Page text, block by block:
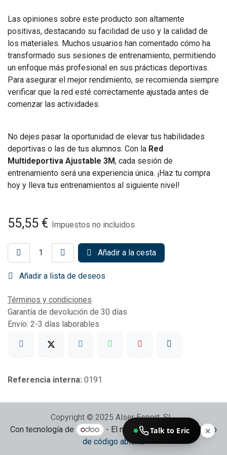
Las opiniones sobre este producto son altamente
positivas, destacando su facilidad de uso y la calidad de
los materiales. Muchos usuarios han comentado cómo ha
transformado sus sesiones de entrenamiento, permitiendo
un enfoque más profesional en sus prácticas deportivas.
Para asegurar el mejor rendimiento, se recomienda siempre
verificar que la red esté correctamente ajustada antes de
comenzar las actividades.
No dejes pasar la oportunidad de elevar tus habilidades
deportivas o las de tus alumnos. Con la Red
Multideportiva Ajustable 3M, cada sesión de
entrenamiento será una experiencia única. ¡Haz tu compra
hoy y lleva tus entrenamientos al siguiente nivel!
55,55 € Impuestos no incluidos
Añadir a la cesta
Añadir a lista de deseos
Términos y condiciones
Garantía de devolución de 30 días
Envío: 2-3 días laborables
Referencia interna: 0191
Copyright © 2025 Alser Esport, SL
Con tecnología de
- El mejorComercio electrónico
de código abierto
Talk to Eric ✕